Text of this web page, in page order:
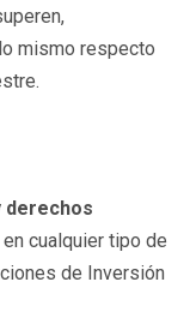
mismo respecto
derechos
cualquier tipo de
de Inversión